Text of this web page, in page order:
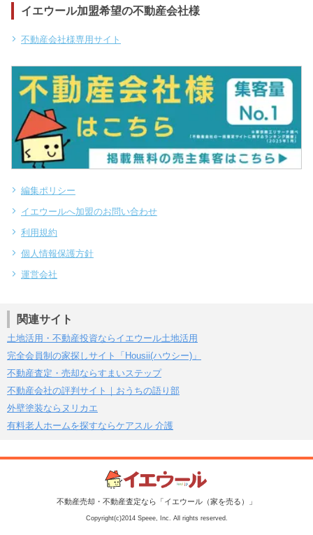
イエウール加盟希望の不動産会社様
不動産会社様専用サイト
編集ポリシー
イエウールへ加盟のお問い合わせ
利用規約
個人情報保護方針
運営会社
関連サイト
土地活用・不動産投資ならイエウール土地活用
完全会員制の家探しサイト「Housii(ハウシー)」
不動産査定・売却ならすまいステップ
不動産会社の評判サイト｜おうちの語り部
外壁塗装ならヌリカエ
有料老人ホームを探すならケアスル 介護
不動産売却・不動産査定なら「イエウール（家を売る）」
Copyright(c)2014 Speee, Inc. All rights reserved.